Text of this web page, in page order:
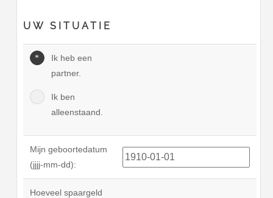
UW SITUATIE
Ik heb een
partner.
Ik ben
alleenstaand.
Mijn geboortedatum
(jjjj-mm-dd):
Hoeveel spaargeld